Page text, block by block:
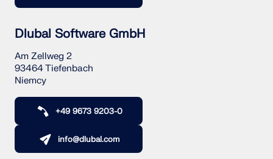
Dlubal Software GmbH
Am Zellweg 2
93464 Tiefenbach
Niemcy
+49 9673 9203-0
info@dlubal.com